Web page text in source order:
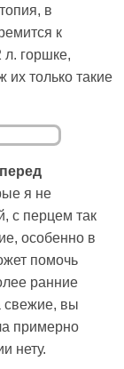
в
к
горшке,
только такие
я не
с перцем так
особенно в
помочь
ранние
свежие, вы
примерно
нету.